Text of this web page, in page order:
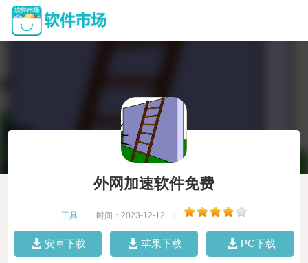
外网加速软件免费
工具 时间：2023-12-12
安卓下载 苹果下载 PC下载